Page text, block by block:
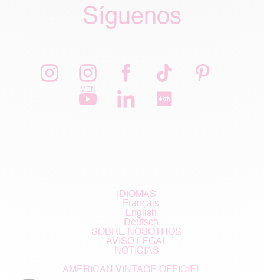
Síguenos
IDIOMAS
Français
English
Deutsch
SOBRE NOSOTROS
AVISO LEGAL
NOTICIAS
AMERICAN VINTAGE OFFICIEL